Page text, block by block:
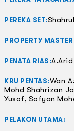
PEREKA SET:
PROPERTY
PENATA RIAS:
KRU PENTAS:Wan
Mohd Shahrizan
Yusof, Sofyan
PELAKON UTAMA: